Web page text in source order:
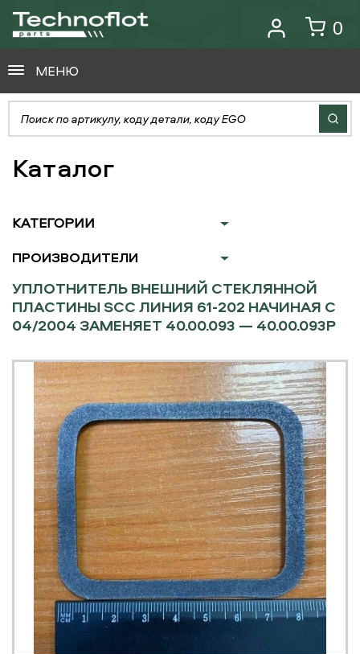
0
МЕНЮ
Каталог
КАТЕГОРИИ
ПРОИЗВОДИТЕЛИ
УПЛОТНИТЕЛЬ ВНЕШНИЙ СТЕКЛЯННОЙ
ПЛАСТИНЫ SCC ЛИНИЯ 61-202 НАЧИНАЯ С
04/2004 ЗАМЕНЯЕТ 40.00.093 — 40.00.093P